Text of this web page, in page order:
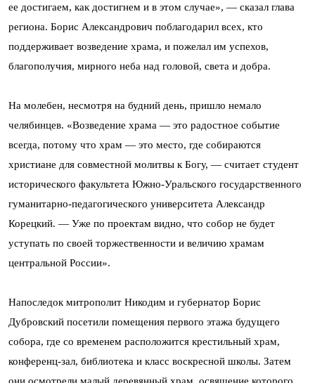
ее достигаем, как достигнем и в этом случае», — сказал глава
региона. Борис Александрович поблагодарил всех, кто
поддерживает возведение храма, и пожелал им успехов,
благополучия, мирного неба над головой, света и добра.
На молебен, несмотря на будний день, пришло немало
челябинцев. «Возведение храма — это радостное событие
всегда, потому что храм — это место, где собираются
христиане для совместной молитвы к Богу, — считает студент
исторического факультета Южно-Уральского государственного
гуманитарно-педагогического университета Александр
Корецкий. — Уже по проектам видно, что собор не будет
уступать по своей торжественности и величию храмам
центральной России».
Напоследок митрополит Никодим и губернатор Борис
Дубровский посетили помещения первого этажа будущего
собора, где со временем расположится крестильный храм,
конференц-зал, библиотека и класс воскресной школы. Затем